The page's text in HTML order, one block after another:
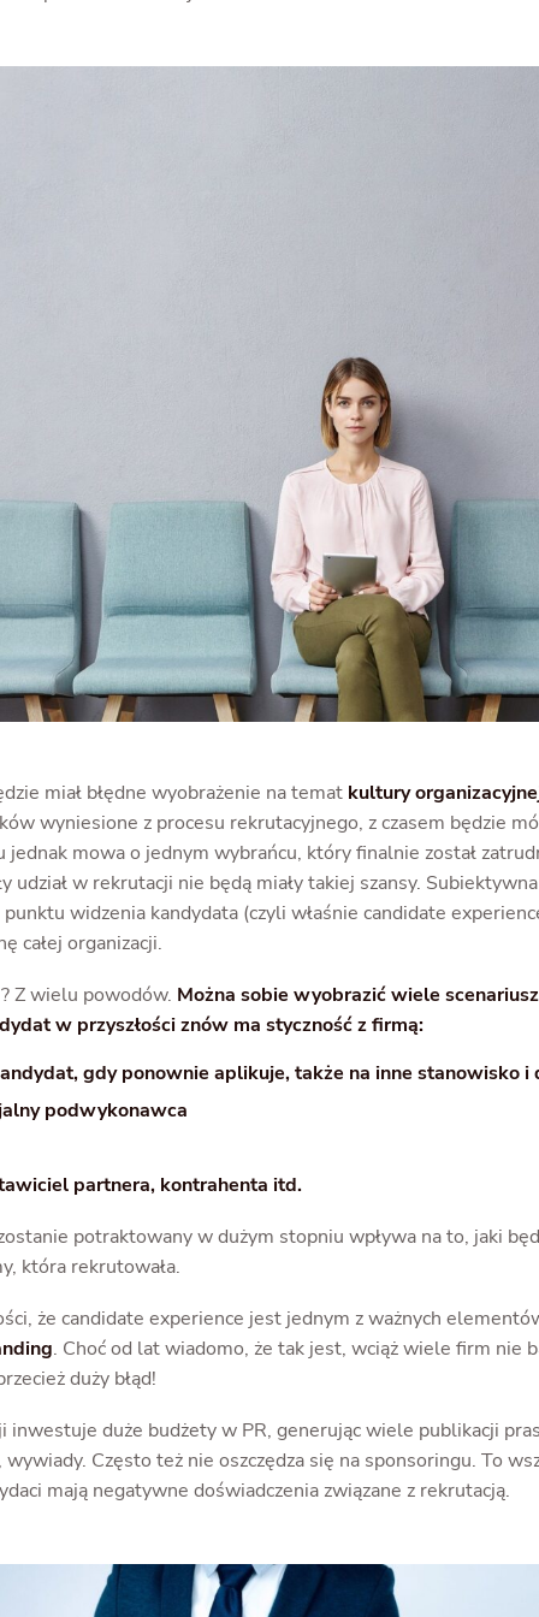
miał błędne wyobrażenie na temat kultury
wyniesione z procesu rekrutacyjnego, z czasem będzie
jednak mowa o jednym wybrańcu, który finalnie został
udział w rekrutacji nie będą miały takiej szansy.
widzenia kandydata (czyli właśnie candidate
całej organizacji.
Z wielu powodów. Można sobie wyobrazić wiele
w przyszłości znów ma styczność z firmą:
gdy ponownie aplikuje, także na inne stanowisko i
podwykonawca
partnera, kontrahenta itd.
potraktowany w dużym stopniu wpływa na to, jaki
która rekrutowała.
że candidate experience jest jednym z ważnych
. Choć od lat wiadomo, że tak jest, wciąż wiele firm nie
duży błąd!
inwestuje duże budżety w PR, generując wiele publikacji
Często też nie oszczędza się na sponsoringu. To
mają negatywne doświadczenia związane z rekrutacją.